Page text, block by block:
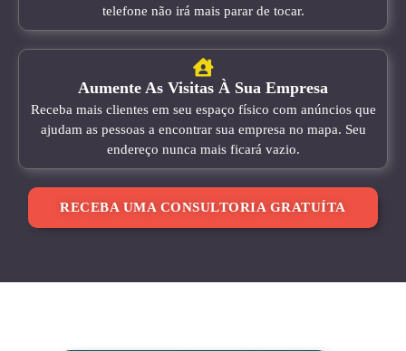
telefone não irá mais parar de tocar.
Aumente As Visitas À Sua Empresa
Receba mais clientes em seu espaço físico com anúncios que
ajudam as pessoas a encontrar sua empresa no mapa. Seu
endereço nunca mais ficará vazio.
RECEBA UMA CONSULTORIA GRATUÍTA